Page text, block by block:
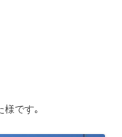
様です｡